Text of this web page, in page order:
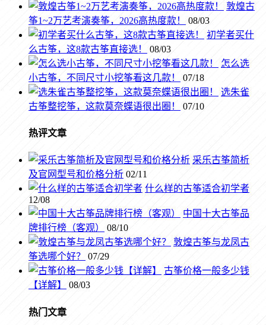
敦煌古
筝1~2万艺考演奏筝，2026高热度款！
08/03
初学者买什
么古筝，这8款古筝直接选！
08/03
怎么选
小古筝，不同尺寸小挖筝看这几款！
07/18
选朱雀
古筝整挖筝，这款莫奈蝶语很出圈！
07/10
热评文章
采乐古筝简析
及官网型号和价格分析 02/11
什么样的古筝适合初学者
12/08
中国十大古筝品
牌排行榜（客观）
08/10
敦煌古筝与龙凤古
筝选哪个好？
07/29
古筝价格一般多少钱
【详解】
08/03
热门文章